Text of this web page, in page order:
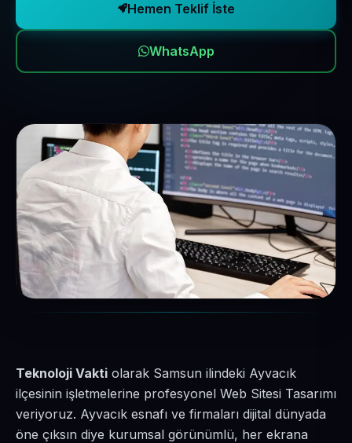
Hemen Teklif İste
WhatsApp
Teknoloji Vakti olarak Samsun ilindeki Ayvacık
ilçesinin işletmelerine profesyonel Web Sitesi Tasarımı
veriyoruz. Ayvacık esnafı ve firmaları dijital dünyada
öne çıksın diye kurumsal görünümlü, her ekrana